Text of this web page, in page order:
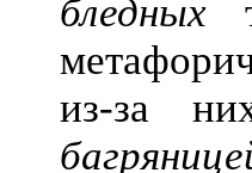
бледных
из-за